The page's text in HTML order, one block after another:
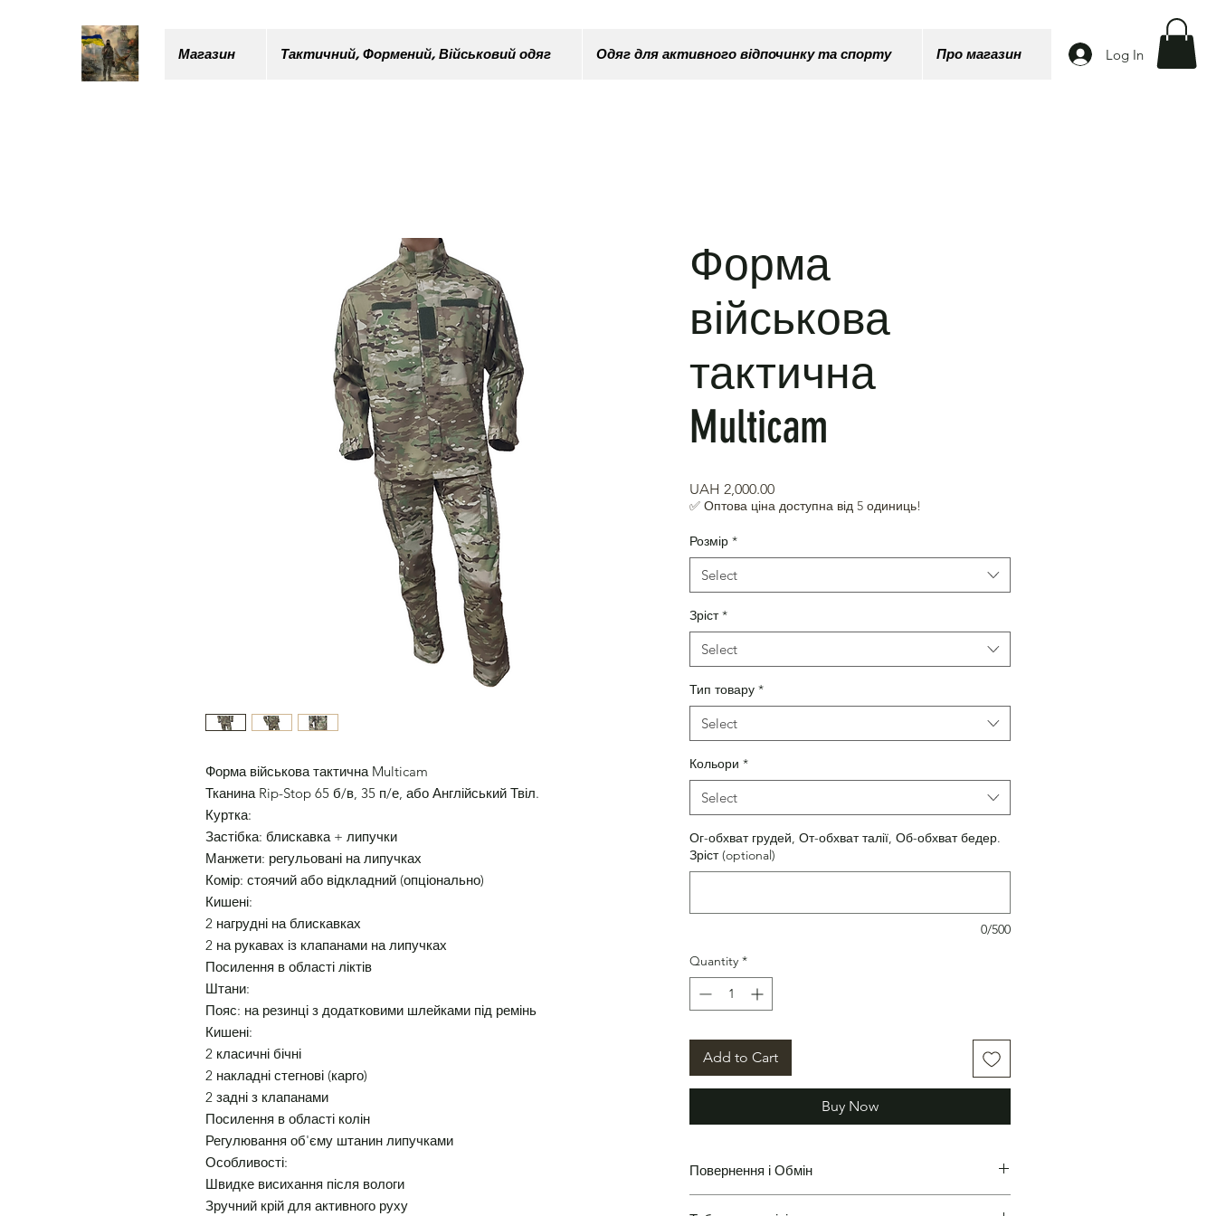
Магазин Тактичний, Формений, Військовий одяг Одяг для активного відпочинку та спорту Про магазин Log In
Форма військова тактична Multicam
Тканина Rip-Stop 65 б/в, 35 п/е, або Англійський Твіл.
Куртка:
Застібка: блискавка + липучки
Манжети: регульовані на липучках
Комір: стоячий або відкладний (опціонально)
Кишені:
2 нагрудні на блискавках
2 на рукавах із клапанами на липучках
Посилення в області ліктів
Штани:
Пояс: на резинці з додатковими шлейками під ремінь
Кишені:
2 класичні бічні
2 накладні стегнові (карго)
2 задні з клапанами
Посилення в області колін
Регулювання об'єму штанин липучками
Особливості:
Швидке висихання після вологи
Зручний крій для активного руху
Форма
військова
тактична
Multicam
UAH 2,000.00Price
✅ Оптова ціна доступна від 5 одиниць!
Розмір *
Select
Зріст *
Select
Тип товару *
Select
Кольори *
Select
Ог-обхват грудей, От-обхват талії, Об-обхват бедер.
Зріст (optional)
0/500
Quantity *
Add to Cart
Buy Now
Повернення і Обмін